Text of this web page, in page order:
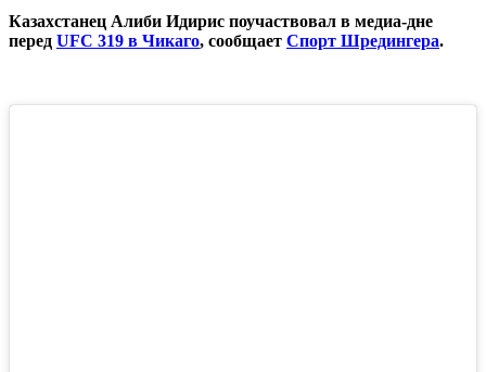
Казахстанец Алиби Идирис поучаствовал в медиа-дне
перед UFC 319 в Чикаго, сообщает Спорт Шредингера.